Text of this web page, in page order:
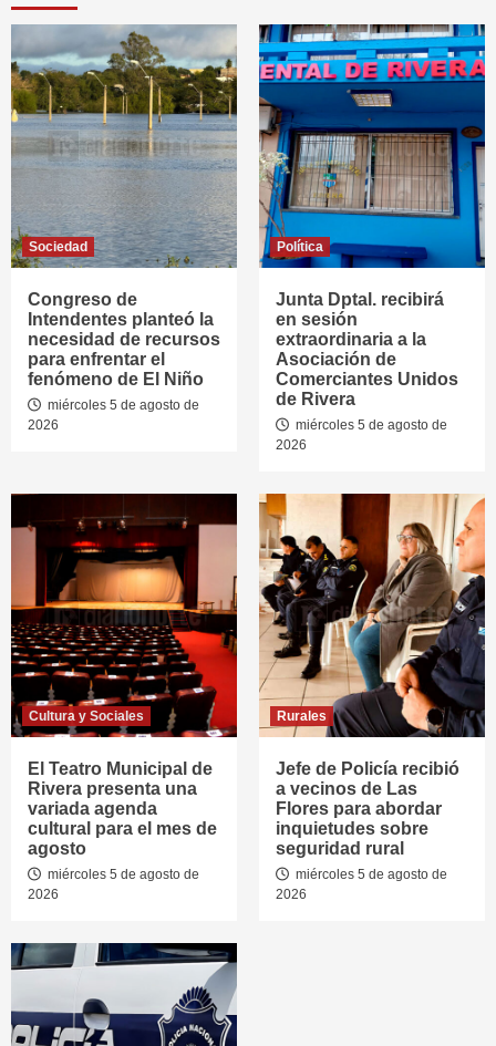
Sociedad
Congreso de
Intendentes planteó la
necesidad de recursos
para enfrentar el
fenómeno de El Niño
miércoles 5 de agosto de
2026
Política
Junta Dptal. recibirá
en sesión
extraordinaria a la
Asociación de
Comerciantes Unidos
de Rivera
miércoles 5 de agosto de
2026
Cultura y Sociales
El Teatro Municipal de
Rivera presenta una
variada agenda
cultural para el mes de
agosto
miércoles 5 de agosto de
2026
Rurales
Jefe de Policía recibió
a vecinos de Las
Flores para abordar
inquietudes sobre
seguridad rural
miércoles 5 de agosto de
2026